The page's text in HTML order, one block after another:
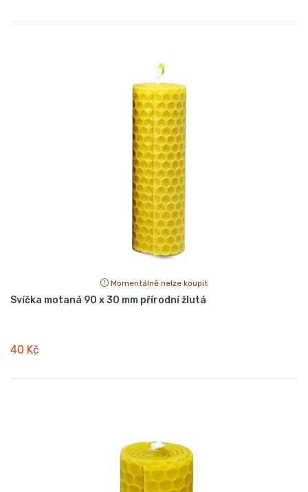
Momentálně nelze koupit
Svíčka motaná 90 x 30 mm přírodní žlutá
40 Kč